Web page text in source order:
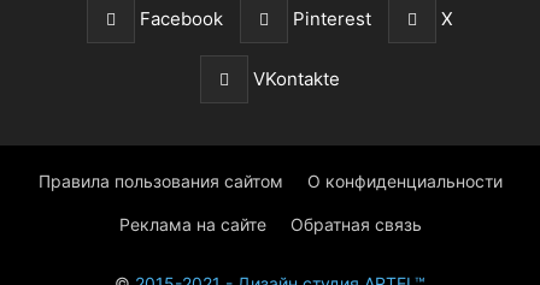
Facebook Pinterest X
VKontakte
Правила пользования сайтом О конфиденциальности
Реклама на сайте Обратная связь